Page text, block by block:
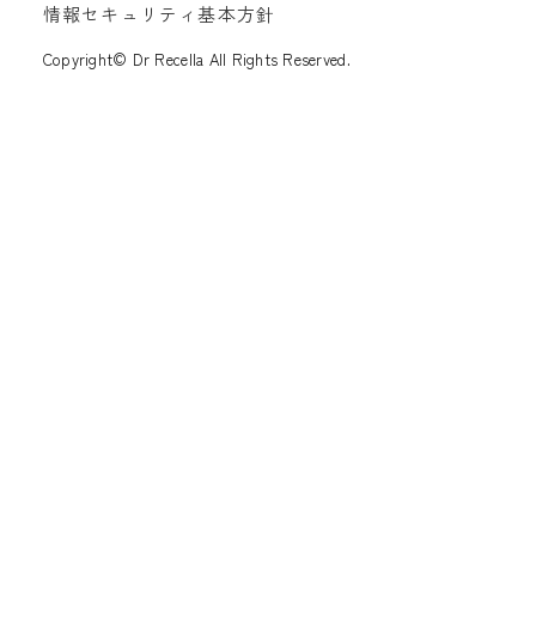
情報セキュリティ基本方針
Copyright© Dr Recella All Rights Reserved.